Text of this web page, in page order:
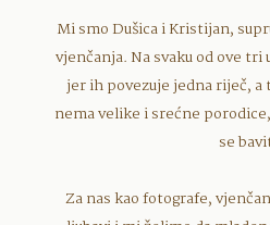
Mi smo Dušica i Kristijan,
vjenčanja. Na svaku od ove
jer ih povezuje jedna riječ, a
nema velike i srećne
se
Za nas kao fotografe,